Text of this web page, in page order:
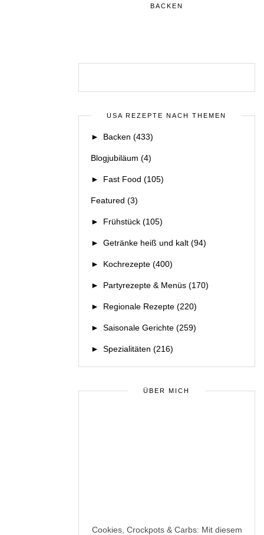
BACKEN
USA REZEPTE NACH THEMEN
► Backen (433)
Blogjubiläum (4)
► Fast Food (105)
Featured (3)
► Frühstück (105)
► Getränke heiß und kalt (94)
► Kochrezepte (400)
► Partyrezepte & Menüs (170)
► Regionale Rezepte (220)
► Saisonale Gerichte (259)
► Spezialitäten (216)
ÜBER MICH
Cookies, Crockpots & Carbs: Mit diesem